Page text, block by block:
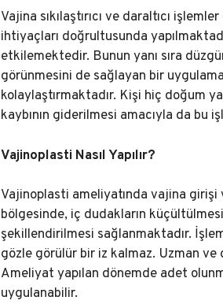
Vajina sıkılaştırıcı ve daraltıcı
ihtiyaçları doğrultusunda
etkilemektedir. Bunun yanı sıra
görünmesini de sağlayan bir
kolaylaştırmaktadır. Kişi hiç doğum
kaybının giderilmesi amacıyla da bu
Vajinoplasti Nasıl Yapılır?
Vajinoplasti ameliyatında vajina
bölgesinde, iç dudakların
şekillendirilmesi sağlanmaktadır.
gözle görülür bir iz kalmaz. Uzman ve
Ameliyat yapılan dönemde adet
uygulanabilir.